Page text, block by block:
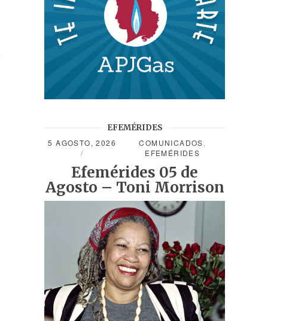
EFEMÉRIDES
5 AGOSTO, 2026
COMUNICADOS,
EFEMÉRIDES
Efemérides 05 de
Agosto – Toni Morrison